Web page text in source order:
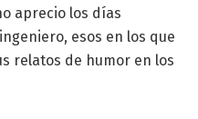
aprecio los días
esos en los que
relatos de humor en los